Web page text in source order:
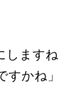
します
すかね」